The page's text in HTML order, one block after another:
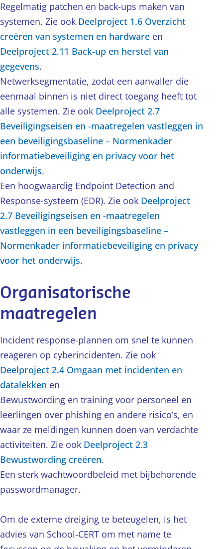
Regelmatig patchen en back-ups maken van
systemen. Zie ook Deelproject 1.6 Overzicht
creëren van systemen en hardware en
Deelproject 2.11 Back-up en herstel van
gegevens.
Netwerksegmentatie, zodat een aanvaller die
eenmaal binnen is niet direct toegang heeft tot
alle systemen. Zie ook Deelproject 2.7
Beveiligingseisen en -maatregelen vastleggen in
een beveiligingsbaseline – Normenkader
informatiebeveiliging en privacy voor het
onderwijs.
Een hoogwaardig Endpoint Detection and
Response-systeem (EDR). Zie ook Deelproject
2.7 Beveiligingseisen en -maatregelen
vastleggen in een beveiligingsbaseline –
Normenkader informatiebeveiliging en privacy
voor het onderwijs.
Organisatorische
maatregelen
Incident response-plannen om snel te kunnen
reageren op cyberincidenten. Zie ook
Deelproject 2.4 Omgaan met incidenten en
datalekken en
Bewustwording en training voor personeel en
leerlingen over phishing en andere risico’s, en
waar ze meldingen kunnen doen van verdachte
activiteiten. Zie ook Deelproject 2.3
Bewustwording creëren.
Een sterk wachtwoordbeleid met bijbehorende
passwordmanager.
Om de externe dreiging te beteugelen, is het
advies van School-CERT om met name te